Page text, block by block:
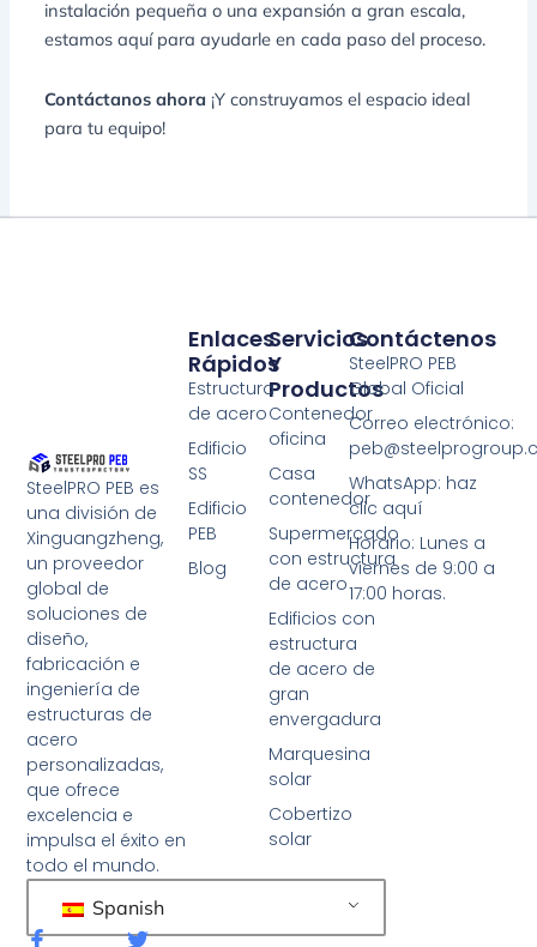
instalación pequeña o una expansión a gran escala,
estamos aquí para ayudarle en cada paso del proceso.
Contáctanos ahora ¡Y construyamos el espacio ideal
para tu equipo!
SteelPRO PEB es
una división de
Xinguangzheng,
un proveedor
global de
soluciones de
diseño,
fabricación e
ingeniería de
estructuras de
acero
personalizadas,
que ofrece
excelencia e
impulsa el éxito en
todo el mundo.
Spanish
F G
Servicios
Y
Productos
Contenedor
oficina
Casa
contenedor
Supermercado
con estructura
de acero
Edificios con
estructura
de acero de
gran
envergadura
Marquesina
solar
Cobertizo
solar
Enlaces
Rápidos
Estructura
de acero
Edificio
SS
Edificio
PEB
Blog
Contáctenos
SteelPRO PEB
Global Oficial
Correo electrónico:
WhatsApp: haz
clic aquí
Horario: Lunes a
viernes de 9:00 a
17:00 horas.